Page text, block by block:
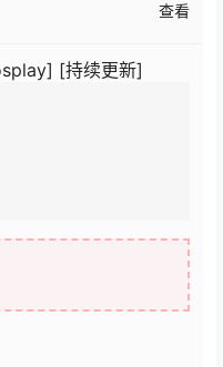
查看
[持续更新]